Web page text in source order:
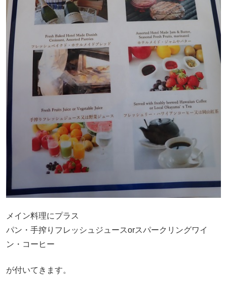
メイン料理にプラス
パン・手搾りフレッシュジュースorスパークリングワイ
ン・コーヒー
が付いてきます。